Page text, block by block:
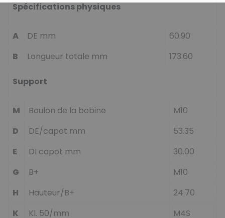
Spécifications physiques
A DE mm
60.90
B
Longueur totale mm 173.60
Support
M Boulon de la bobine
M10
D
DE/capot mm
53.35
E
DI capot mm
30.00
G
B+
M10
H
Hauteur/B+
24.70
K
Kl. 50/mm
M4S